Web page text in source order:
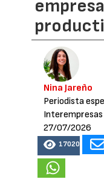
Nina Jareño
Periodista
Interempresas
27/07/2026
17020